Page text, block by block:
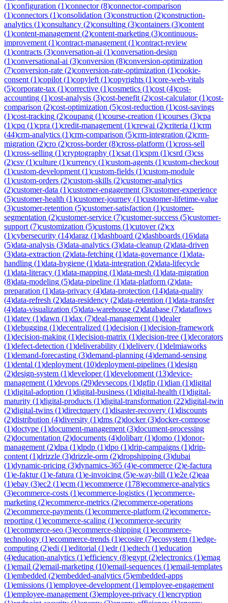
(1)configuration (1)connector(8)connector-comparison
(1)connectors (1)consolidation (3)construction (2)construction-
analytics (1)consultancy (2)consulting (3)containers (3)content
(1)content-management (2)content-marketing (3)continuous-
improvement (1)contract-management (1)contract-review
(1)contracts (3)conversation-ai (1)conversation-design
(1)conversational-ai (3)conversion (8)conversion-optimization
(7)conversion-rate (2)conversion-rate-optimization (1)cookie-
consent (1)copilot (1)copyleft (1)copyrights (1)core-web-vitals
(5)corporate-tax (1)corrective (1)cosmetics (1)cost (4)cost-
accounting (1)cost-analysis (3)cost-benefit (2)cost-calculator(1)cost-
comparison (2)cost-optimization (5)cost-reduction (1)cost-savings
(1)cost-tracking (2)coupang (1)course-creation (1)courses (3)cpa
(1)cpq (1)cpra (1)credit-management (1)crewai (2)criteria (1)crm
(44)crm-analytics (1)crm-comparison (5)crm-integration (2)crm-
migration (2)cro (2)cross-border(8)cross-platform (1)cross-sell
(1)cross-selling (1)cryptography (1)csat (1)cspm (1)csrd (3)css
(2)csv (1)culture (1)currency (1)custom-agents (1)custom-checkout
(1)custom-development (1)custom-fields (1)custom-module
(1)custom-orders (2)custom-skills (2)customer-analytics
(2)customer-data (1)customer-engagement (3)customer-experience
(5)customer-health (1)customer-journey (1)customer-lifetime-value
(3)customer-retention (5)customer-satisfaction (1)customer-
segmentation (2)customer-service (7)customer-success (5)customer-
support (7)customization (5)customs (1)cutover(2)cx
(1)cybersecurity (14)daraz (1)dashboard (2)dashboards (16)data
(5)data-analysis (3)data-analytics (3)data-cleanup (2)data-driven
(3)data-extraction (2)data-fetching (1)data-governance (1)data-
handling (1)data-hygiene (1)data-integration (2)data-lifecycle
(1)data-literacy (1)data-mapping (1)data-mesh (1)data-migration
(8)data-modeling (5)data-pipeline (1)data-platform (2)data-
preparation (1)data-privacy (4)data-protection (14)data-quality
(4)data-refresh (2)data-residency (2)data-retention (1)data-transfer
(4)data-visualization (5)data-warehouse (2)database (7)dataflows
(1)datev (1)dawn (1)dax (7)deal-management (1)dealer
(1)debugging (1)decentralized (1)decision (1)decision-framework
(1)decision-making (1)decision-matrix (1)decision-tree (1)decorators
(1)defect-detection (1)deliverability (1)delivery (1)delmiaworks
(1)demand-forecasting (3)demand-planning (4)demand-sensing
(1)dental (1)deployment (10)deployment-pipelines (1)design
(2)design-system (1)developer(1)development (13)device-
management (1)devops (29)devsecops (1)dgfip (1)dian (1)digital
(1)digital-adoption (1)digital-business (1)digital-health (1)digital-
maturity (1)digital-products (1)digital-transformation (22)digital-twin
(2)digital-twins (1)directquery (1)disaster-recovery (1)discounts
(2)distribution (4)diversity (1)dms (2)docker(3)docker-compose
(1)doctype (1)document-management (3)document-processing
(2)documentation (2)documents (4)dolibarr(1)domo (1)donor-
management (2)dpa (1)dpdp (1)dpo (1)drip-campaigns (1)drip-
content (1)drizzle (3)drizzle-orm (2)dropshipping (3)dubai
(1)dynamic-pricing (3)dynamics-365 (4)e-commerce (2)e-factura
(1)e-faktur(1)e-fatura (1)e-invoicing (5)e-way-bill (1)e2e (2)eaa
(1)ebay (3)ec2 (1)ecm (1)ecommerce (178)ecommerce-analytics
(3)ecommerce-costs (1)ecommerce-logistics (1)ecommerce-
marketing (2)ecommerce-metrics (2)ecommerce-operations
(2)ecommerce-payments (1)ecommerce-platform (2)ecommerce-
reporting (1)ecommerce-scaling (1)ecommerce-security
(1)ecommerce-seo (3)ecommerce-shipping (1)ecommerce-
technology (1)ecommerce-trends (1)ecosire (7)ecosystem (1)edge-
computing (2)edi (1)editorial (1)edr(1)edtech (1)education
(4)education-analytics (1)efficiency (8)egypt (2)electronics (1)emag
(1)email (2)email-marketing (10)email-sequences (1)email-templates
(1)embedded (2)embedded-analytics (5)embedded-apps
(1)emissions (1)employee-development (1)employee-engagement
(1)employee-management (3)employee-privacy (1)encryption